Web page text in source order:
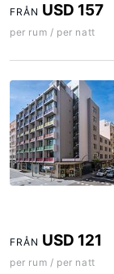
FRÅN USD 157
per rum / per natt
FRÅN USD 121
per rum / per natt